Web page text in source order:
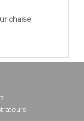
chaise